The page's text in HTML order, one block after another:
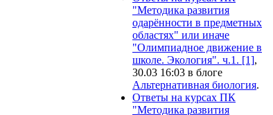
"Методика развития
одарённости в предметных
областях" или иначе
"Олимпиадное движение в
школе. Экология". ч.1. [1],
30.03 16:03 в блоге
Альтернативная биология.
Ответы на курсах ПК
"Методика развития